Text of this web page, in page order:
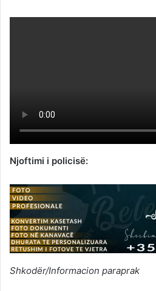
Njoftimi i policisë:
Shkodër/Informacion paraprak